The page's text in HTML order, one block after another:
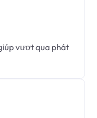
vượt qua phát